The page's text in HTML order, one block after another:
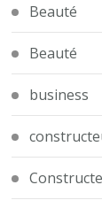
Beauté
Beauté
business